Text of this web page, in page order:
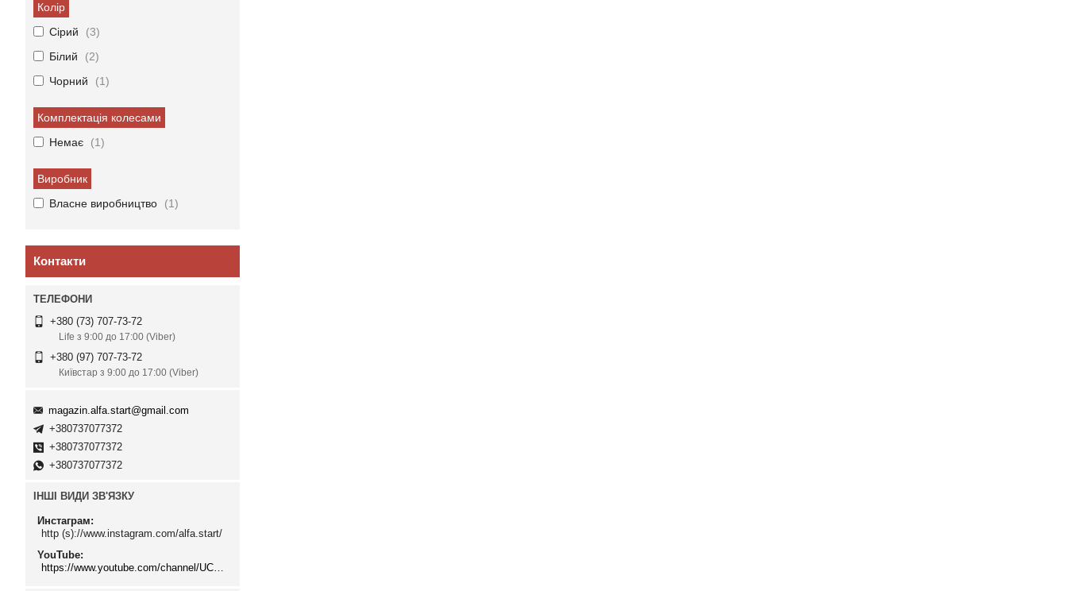
Колір
Сірий
3
Білий
2
Чорний
1
Комплектація колесами
Немає
1
Виробник
Власне виробництво
1
Контакти
+380 (73) 707-73-72
Life з 9:00 до 17:00 (Viber)
+380 (97) 707-73-72
Київстар з 9:00 до 17:00 (Viber)
magazin.alfa.start@gmail.com
+380737077372
+380737077372
+380737077372
ІНШІ ВИДИ ЗВ'ЯЗКУ
Инстаграм
http (s)://www.instagram.com/alfa.start/
YouTube